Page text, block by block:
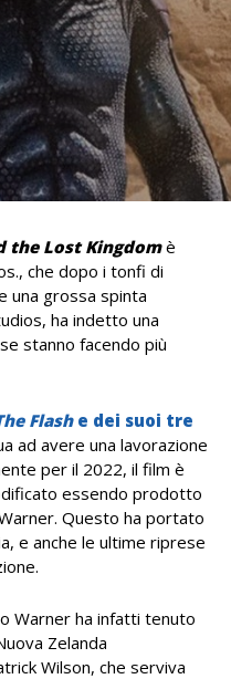
the Lost Kingdomè
che dopo i tonfi di
una grossa spinta
ha indetto una
stanno facendo più
Flashe dei suoi tre
ad avere una lavorazione
per il 2022, il film è
essendo prodotto
Questo ha portato
e anche le ultime riprese
Warner ha infatti tenuto
Zelanda
Wilson, che serviva